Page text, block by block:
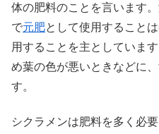
体の肥料のことを言います
で元肥として使用することは
用することを主としていま
め葉の色が悪いときなどに
す。
シクラメンは肥料を多く必